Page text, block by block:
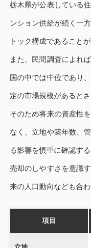
栃木県が公表している
ンション供給が続く一
トック構成であること
また、民間調査によれ
国の中では中位であり
定の市場規模があるとさ
そのため将来の資産性
なく、立地や築年数、
る影響を慎重に確認す
売却のしやすさを意識
来の人口動向なども合
項目